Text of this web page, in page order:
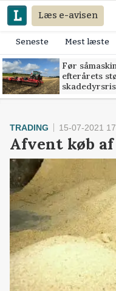
Læs e-avisen
Seneste Mest læste
Før
efterårets
TRADING 15-07-2021
Afvent køb